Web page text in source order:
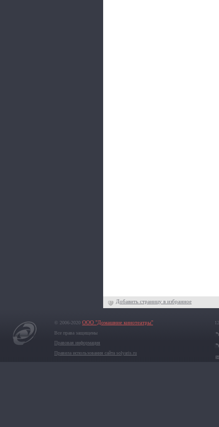
Добавить страницу в избранное
© 2006-2020 ООО "Домашние кинотеатры"
Все права защищены
Правовая информация
Правила использования сайта solyaris.ru